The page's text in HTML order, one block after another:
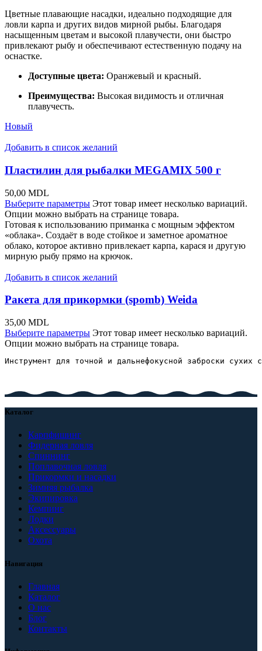
Цветные плавающие насадки, идеально подходящие для
ловли карпа и других видов мирной рыбы. Благодаря
насыщенным цветам и высокой плавучести, они быстро
привлекают рыбу и обеспечивают естественную подачу на
оснастке.
Доступные цвета: Оранжевый и красный.
Преимущества: Высокая видимость и отличная
плавучесть.
Новый
Добавить в список желаний
Пластилин для рыбалки MEGAMIX 500 г
50,00 MDL
Выберите параметры Этот товар имеет несколько вариаций.
Опции можно выбрать на странице товара.
Готовая к использованию приманка с мощным эффектом
«облака». Создаёт в воде стойкое и заметное ароматное
облако, которое активно привлекает карпа, карася и другую
мирную рыбу прямо на крючок.
Добавить в список желаний
Ракета для прикормки (spomb) Weida
35,00 MDL
Выберите параметры Этот товар имеет несколько вариаций.
Опции можно выбрать на странице товара.
Инструмент для точной и дальнефокусной заброски
Каталог
Карпфишинг
Фидерная ловля
Спиннинг
Поплавочная ловля
Прикормки и насадки
Зимняя рыбалка
Экипировка
Кемпинг
Лодки
Аксессуары
Охота
Навигация
Главная
Каталог
О нас
Блог
Контакты